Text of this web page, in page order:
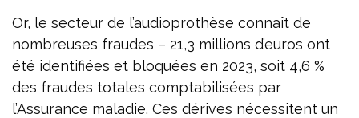
Or, le secteur de l’audioprothèse connaît de
nombreuses fraudes – 21,3 millions d’euros ont
été identifiées et bloquées en 2023, soit 4,6 %
des fraudes totales comptabilisées par
l’Assurance maladie. Ces dérives nécessitent un